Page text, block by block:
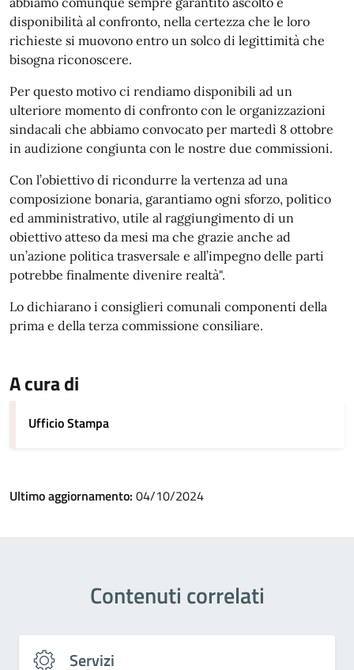
disponibilità al confronto, nella certezza che le loro
richieste si muovono entro un solco di legittimità che
bisogna riconoscere.
Per questo motivo ci rendiamo disponibili ad un
ulteriore momento di confronto con le organizzazioni
sindacali che abbiamo convocato per martedì 8 ottobre
in audizione congiunta con le nostre due commissioni.
Con l’obiettivo di ricondurre la vertenza ad una
composizione bonaria, garantiamo ogni sforzo, politico
ed amministrativo, utile al raggiungimento di un
obiettivo atteso da mesi ma che grazie anche ad
un’azione politica trasversale e all’impegno delle parti
potrebbe finalmente divenire realtà".
Lo dichiarano i consiglieri comunali componenti della
prima e della terza commissione consiliare.
A cura di
Ufficio Stampa
Ultimo aggiornamento: 04/10/2024
Contenuti correlati
Servizi